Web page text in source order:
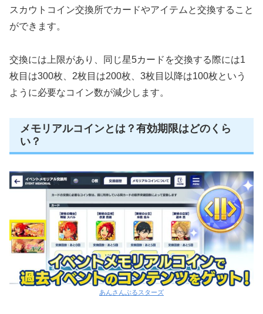
スカウトコイン交換所でカードやアイテムと交換すること
ができます。
交換には上限があり、同じ星5カードを交換する際には1
枚目は300枚、2枚目は200枚、3枚目以降は100枚という
ように必要なコイン数が減少します。
メモリアルコインとは？有効期限はどのくら
い？
あんさんぶるスターズ